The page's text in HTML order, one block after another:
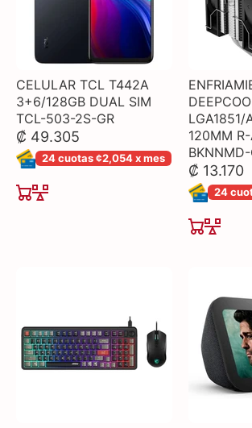
CELULAR TCL T442A
3+6/128GB DUAL SIM
TCL-503-2S-GR
₡ 49.305
24 cuotas ¢2,054 x mes
LGA1851/
120MM
₡ 13.170
24